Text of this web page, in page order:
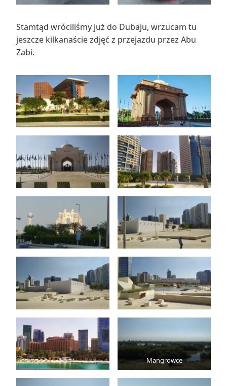
Stamtąd wróciliśmy już do Dubaju, wrzucam tu
jeszcze kilkanaście zdjęć z przejazdu przez Abu
Zabi.
Mangrowce